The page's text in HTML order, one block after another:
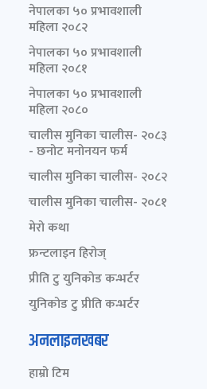
नेपालका ५० प्रभावशाली
महिला २०८२
नेपालका ५० प्रभावशाली
महिला २०८१
नेपालका ५० प्रभावशाली
महिला २०८०
चालीस मुनिका चालीस- २०८३
- छनोट मनोनयन फर्म
चालीस मुनिका चालीस- २०८२
चालीस मुनिका चालीस- २०८१
मेरो कथा
फ्रन्टलाइन हिरोज्
प्रीति टु युनिकोड कन्भर्टर
युनिकोड टु प्रीति कन्भर्टर
अनलाइनखबर
हाम्रो टिम